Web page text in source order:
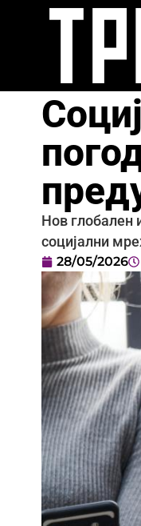
Нов глобален
социјални
28/05/2026